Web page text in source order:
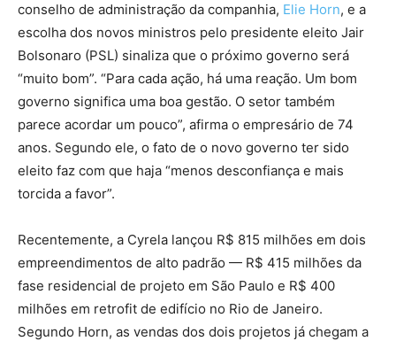
conselho de administração da companhia, Elie Horn, e a
escolha dos novos ministros pelo presidente eleito Jair
Bolsonaro (PSL) sinaliza que o próximo governo será
“muito bom”. “Para cada ação, há uma reação. Um bom
governo significa uma boa gestão. O setor também
parece acordar um pouco”, afirma o empresário de 74
anos. Segundo ele, o fato de o novo governo ter sido
eleito faz com que haja “menos desconfiança e mais
torcida a favor”.
Recentemente, a Cyrela lançou R$ 815 milhões em dois
empreendimentos de alto padrão — R$ 415 milhões da
fase residencial de projeto em São Paulo e R$ 400
milhões em retrofit de edifício no Rio de Janeiro.
Segundo Horn, as vendas dos dois projetos já chegam a